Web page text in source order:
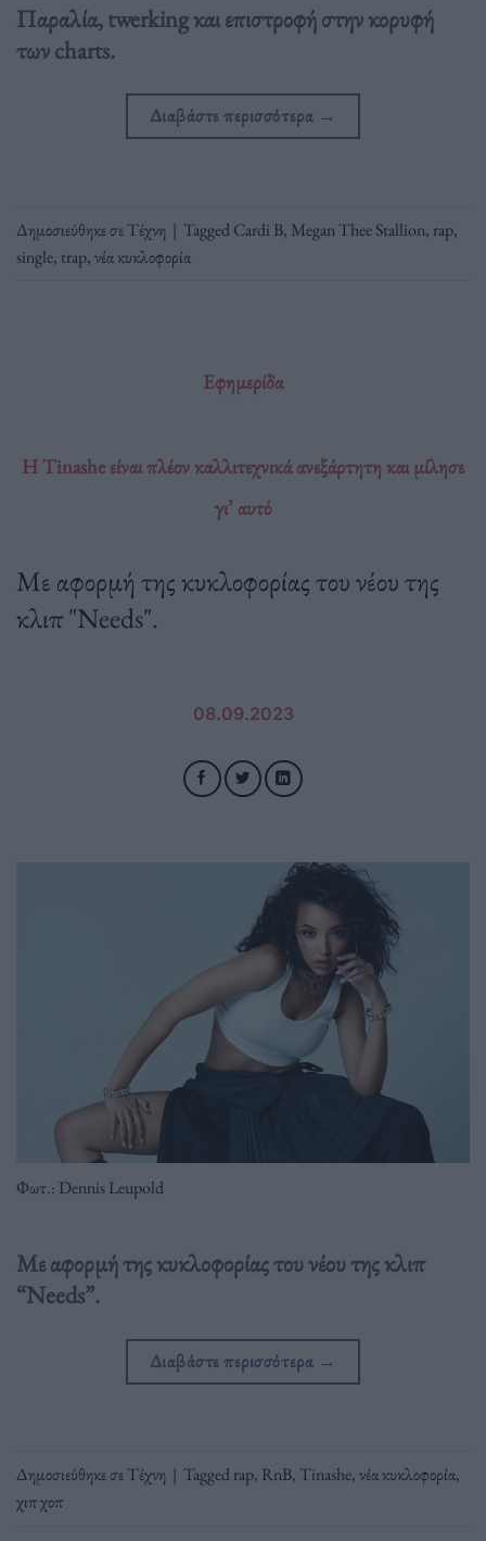
Παραλία, twerking και επιστροφή στην κορυφή
των charts.
Διαβάστε περισσότερα →
Δημοσιεύθηκε σεΤέχνη | TaggedCardi B, Megan Thee Stallion, rap,
single, trap,νέα κυκλοφορία
Εφημερίδα
Η Tinashe είναι πλέον καλλιτεχνικά ανεξάρτητη και μίλησε
γι’ αυτό
Με αφορμή της κυκλοφορίας του νέου της
κλιπ "Needs".
08.09.2023
Φωτ.: Dennis Leupold
Με αφορμή της κυκλοφορίας του νέου της κλιπ
“Needs”.
Διαβάστε περισσότερα →
Δημοσιεύθηκε σεΤέχνη | Taggedrap, RnB, Tinashe,νέα κυκλοφορία,
χιπ χοπ